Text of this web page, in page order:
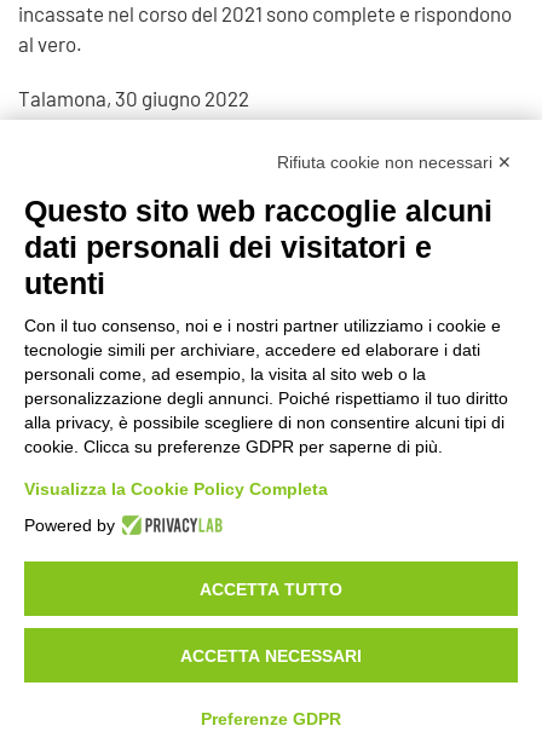
incassate nel corso del 2021 sono complete e rispondono
al vero.
Talamona, 30 giugno 2022
Prec
©2020 GFBONLUS.IT - GRUPPO FAMILIARI BETA-SARCOGLICANOPATIE
+39 328 0075986 INFO@BETA-SARCOGLICANOPATIE.IT
VIA CIVASCA 112 23018TALAMONA - SO ITALIA
Made byNoratech
CARICA DOCUMENTI
Rifiuta cookie non necessari ✕
Questo sito web raccoglie alcuni
dati personali dei visitatori e
utenti
Con il tuo consenso, noi e i nostri partner utilizziamo i cookie e
tecnologie simili per archiviare, accedere ed elaborare i dati
personali come, ad esempio, la visita al sito web o la
personalizzazione degli annunci. Poiché rispettiamo il tuo diritto
alla privacy, è possibile scegliere di non consentire alcuni tipi di
cookie. Clicca su preferenze GDPR per saperne di più.
Visualizza la Cookie Policy Completa
Powered by
ACCETTA TUTTO
ACCETTA NECESSARI
Preferenze GDPR